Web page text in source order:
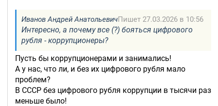
Иванов Андрей АнатольевичПишет 27.03.2026 в 10:56
Интересно, а почему все (?) бояться цифрового
рубля - коррупционеры?
Пусть бы коррупционерами и занимались!
А у нас, что ли, и без их цифрового рубля мало
проблем?
В СССР без цифрового рубля коррупции в тысячи раз
меньше было!